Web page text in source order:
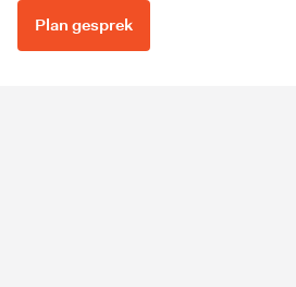
Plan gesprek